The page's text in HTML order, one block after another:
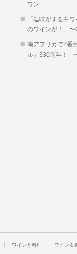
ワン
「塩味がする白
のワインが！ 〜
南アフリカで2番
ル」330周年！
ワインと料理 ワイン＆